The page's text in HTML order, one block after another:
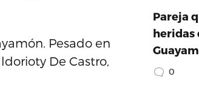
Pesado en
De Castro,
Pareja
heridas
0